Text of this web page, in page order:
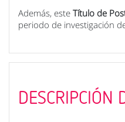
Además, este Título de
periodo de investigación
DESCRIPCIÓN